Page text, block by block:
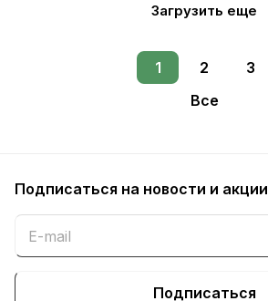
Загрузить еще
1 2
3
Все
Подписаться на новости и акции
Подписаться